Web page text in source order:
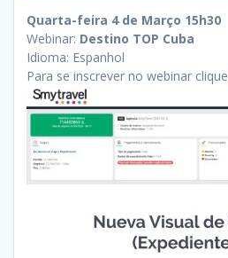
Quarta-feira 4 de Março 15h30
Webinar: Destino TOP Cuba
Idioma: Espanhol
Para se inscrever no webinar clique